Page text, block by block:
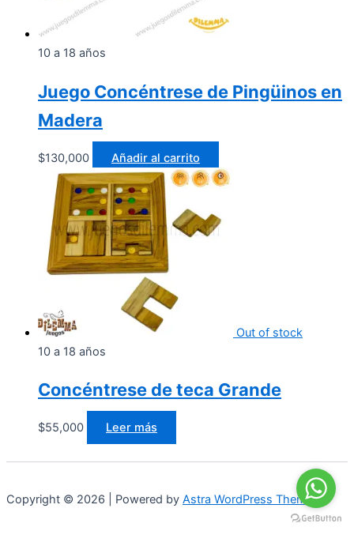
10 a 18 años
Juego Concéntrese de Pingüinos en
Madera
$130,000 Añadir al carrito
Out of stock
10 a 18 años
Concéntrese de teca Grande
$55,000 Leer más
Copyright © 2026 | Powered by Astra WordPress Theme